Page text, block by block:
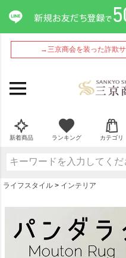
→三京商会を装った詐欺
新着商品 ランキング カテゴリ
ライフスタイル インテリア